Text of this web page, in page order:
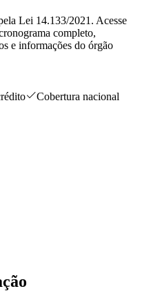
Lei 14.133/2021. Acesse
completo,
e informações do órgão
Cobertura nacional